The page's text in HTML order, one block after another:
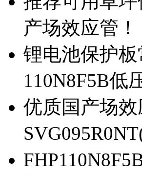
产场效应管！
锂电池保护板
110N8F5B低
优质国产场